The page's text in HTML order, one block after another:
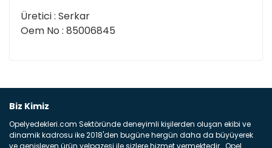
Üretici : Serkar
Oem No : 85006845
Yorum Yaz
Biz Kimiz
Opelyedekleri.com Sektöründe deneyimli kişilerden oluşan ekibi ve
dinamik kadrosu ike 2018'den bugüne hergün daha da büyüyerek
ve genişleyen ürün yelpazesi ile sizlere hizmet vermektedir . Opel